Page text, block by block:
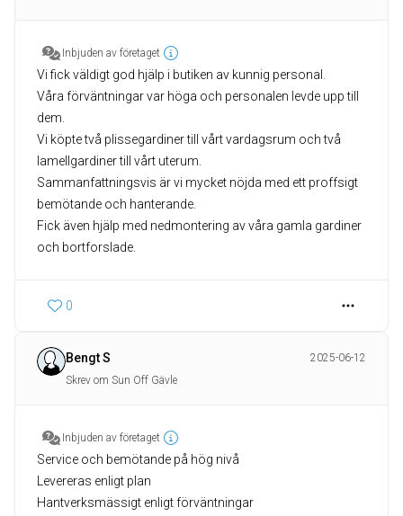
Inbjuden av företaget
Vi fick väldigt god hjälp i butiken av kunnig personal.
Våra förväntningar var höga och personalen levde upp till
dem.
Vi köpte två plissegardiner till vårt vardagsrum och två
lamellgardiner till vårt uterum.
Sammanfattningsvis är vi mycket nöjda med ett proffsigt
bemötande och hanterande.
Fick även hjälp med nedmontering av våra gamla gardiner
och bortforslade.
0
Bengt S
2025-06-12
Skrev om Sun Off Gävle
Inbjuden av företaget
Service och bemötande på hög nivå
Levereras enligt plan
Hantverksmässigt enligt förväntningar